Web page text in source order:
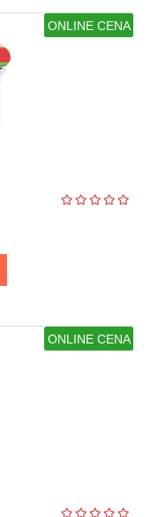
ONLINE CENA
ONLINE CENA